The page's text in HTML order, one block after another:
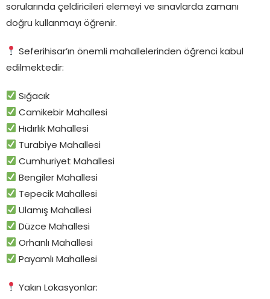
sorularında çeldiricileri elemeyi ve sınavlarda zamanı
doğru kullanmayı öğrenir.
Seferihisar’ın önemli mahallelerinden öğrenci kabul
edilmektedir:
Sığacık
Camikebir Mahallesi
Hıdırlık Mahallesi
Turabiye Mahallesi
Cumhuriyet Mahallesi
Bengiler Mahallesi
Tepecik Mahallesi
Ulamış Mahallesi
Düzce Mahallesi
Orhanlı Mahallesi
Payamlı Mahallesi
Yakın Lokasyonlar: